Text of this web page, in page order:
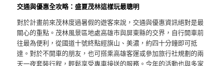
交通與優惠全攻略：盛夏茂林這樣玩最聰明
對於計畫前來茂林度過暑假的遊客來說，交通與優惠資訊絕對是最
關心的重點。茂林風景區地處高雄市與屏東縣的交界，自行開車前
往最為便利，從國道十號終點經旗山、美濃，約四十分鐘即可抵
達。對於不開車的朋友，也可搭乘高雄客運或參加旅行社規劃的兩
天一夜套裝行程，輕鬆享受專車接送的服務。今年的活動也與多家